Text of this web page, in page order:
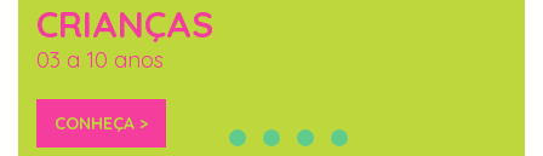
CRIANÇAS
03 a 10 anos
CONHEÇA >